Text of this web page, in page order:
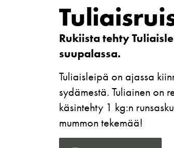
Rukiista tehty
suupalassa.
Tuliaisleipä on ajassa
sydämestä. Tuliainen on
käsintehty 1 kg:n
mummon tekemää!